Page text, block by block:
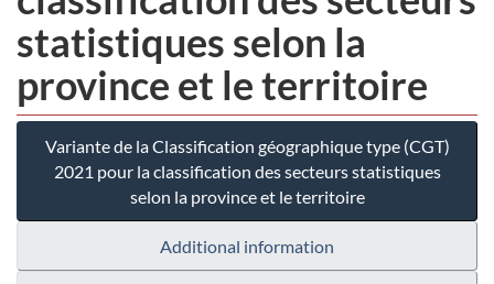
statistiques selon la
province et le territoire
Variante de la Classification géographique type (CGT)
2021 pour la classification des secteurs statistiques
selon la province et le territoire
Additional information